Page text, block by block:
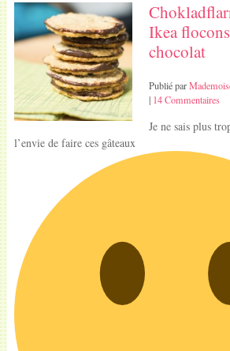
Ikea
chocolat
Publié par
| 14 Commentaires
Je ne sais plus
l’envie de faire ces gâteaux